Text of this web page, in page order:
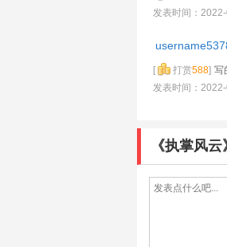
发表时间：
[ 打赏588] 写
发表时间：
《执掌风